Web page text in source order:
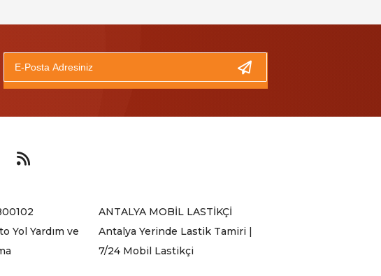
ANTALYA MOBİL LASTİKÇİ
Yol Yardım ve
Antalya Yerinde Lastik Tamiri |
7/24 Mobil Lastikçi